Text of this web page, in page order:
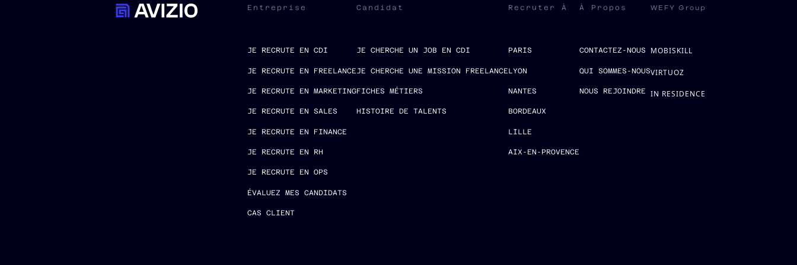
Entreprise
JE RECRUTE EN CDI
JE RECRUTE EN FREELANCE
JE RECRUTE EN MARKETING
JE RECRUTE EN SALES
JE RECRUTE EN FINANCE
JE RECRUTE EN RH
JE RECRUTE EN OPS
ÉVALUEZ MES CANDIDATS
CAS CLIENT
Candidat
JE CHERCHE UN JOB EN CDI
JE CHERCHE UNE MISSION FREELANCE
FICHES MÉTIERS
HISTOIRE DE TALENTS
Recruter À
PARIS
LYON
NANTES
BORDEAUX
LILLE
AIX-EN-PROVENCE
À Propos
CONTACTEZ-NOUS
QUI SOMMES-NOUS
NOUS REJOINDRE
WEFY Group
MOBISKILL
VIRTUOZ
IN RESIDENCE